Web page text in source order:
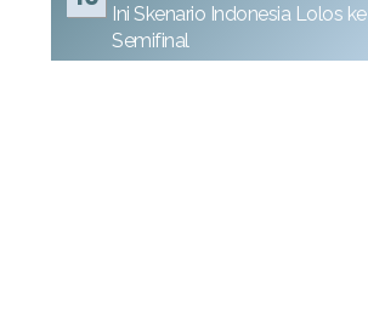
Ini Skenario Indonesia Lolos ke
Semifinal